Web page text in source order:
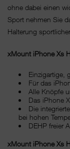
ohne dabei einen
Sport nehmen Sie
Halterung
xMount iPhone Xs
Einzigartige,
Für das
Alle Knöpfe
Das iPhone
Die
bei hohen
DEHP freier
xMount iPhone Xs